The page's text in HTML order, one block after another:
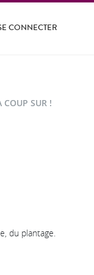
CONNECTER
COUP SUR !
du plantage.